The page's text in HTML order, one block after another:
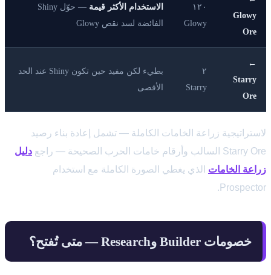
Glowy
Ore
١٢٠
Glowy
الاستخدام الأكثر قيمة
— حوّل Shiny
الفائضة لسد نقص Glowy
←
Starry
Ore
٢
Starry
بطيء لكن مفيد حين تكون Shiny عند الحد
الأقصى
لاستراتيجية زراعة الخامات الكاملة — تشمل إعادة بناء رصيد
Starry Ore السالب وأرقام خامات الحرب الصحيحة — راجع
دليل
زراعة الخامات الذي يغطي الصورة الكاملة مع استخدام
Prospector.
خصومات Builder وResearch — متى تُفتح؟